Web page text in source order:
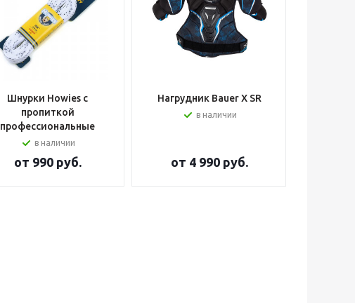
Шнурки Howies с
пропиткой
профессиональные
в наличии
от 990 руб.
Нагрудник Bauer X SR
в наличии
от 4 990 руб.